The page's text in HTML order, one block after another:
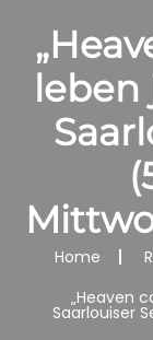
leben
Home
„Heaven
Saarlouiser